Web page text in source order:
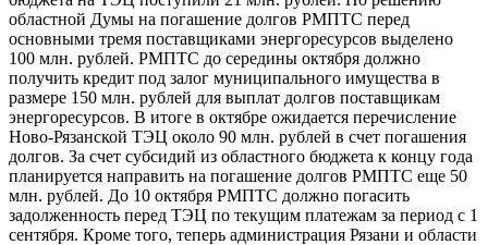
областной Думы на погашение долгов РМПТС перед
основными тремя поставщиками энергоресурсов выделено
100 млн. рублей. РМПТС до середины октября должно
получить кредит под залог муниципального имущества в
размере 150 млн. рублей для выплат долгов поставщикам
энергоресурсов. В итоге в октябре ожидается перечисление
Ново-Рязанской ТЭЦ около 90 млн. рублей в счет погашения
долгов. За счет субсидий из областного бюджета к концу года
планируется направить на погашение долгов РМПТС еще 50
млн. рублей. До 10 октября РМПТС должно погасить
задолженность перед ТЭЦ по текущим платежам за период с 1
сентября. Кроме того, теперь администрация Рязани и области